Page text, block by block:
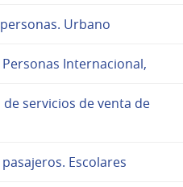
Urbano
Internacional,
servicios de venta de
Escolares